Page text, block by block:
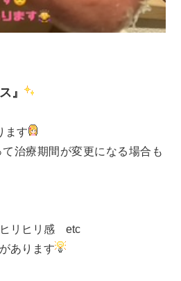
』
ます
治療期間が変更になる場合も
ヒリヒリ感 etc
あります